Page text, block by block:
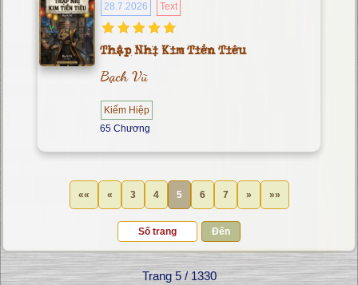
28.7.2026 Text
Thập Nhị Kim Tiền Tiêu
Bạch Vũ
Kiếm Hiệp
65 Chương
«« « 3 4 5 6 7 » »»
Đến
Trang 5 / 1330